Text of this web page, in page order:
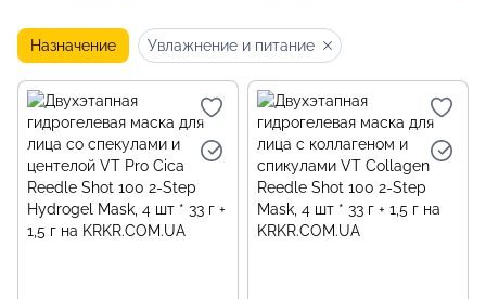
Назначение Увлажнение и питание